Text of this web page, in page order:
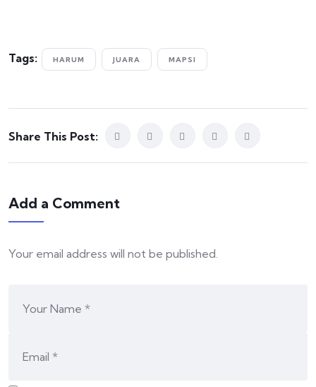
Tags: HARUM JUARA MAPSI
Share This Post:
Add a Comment
Your email address will not be published.